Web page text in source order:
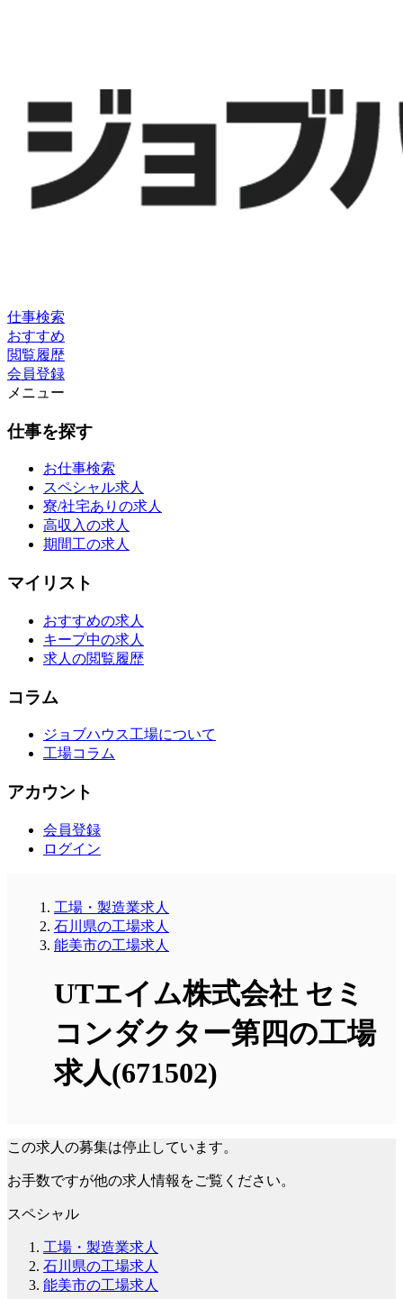
仕事検索
おすすめ
閲覧履歴
会員登録
メニュー
仕事を探す
お仕事検索
スペシャル求人
寮/社宅ありの求人
高収入の求人
期間工の求人
マイリスト
おすすめの求人
キープ中の求人
求人の閲覧履歴
コラム
ジョブハウス工場について
工場コラム
アカウント
会員登録
ログイン
工場・製造業求人
石川県の工場求人
能美市の工場求人
UTエイム株式会社 セミ
コンダクター第四の工場
求人(671502)
この求人の募集は停止しています。
お手数ですが他の求人情報をご覧ください。
スペシャル
工場・製造業求人
石川県の工場求人
能美市の工場求人